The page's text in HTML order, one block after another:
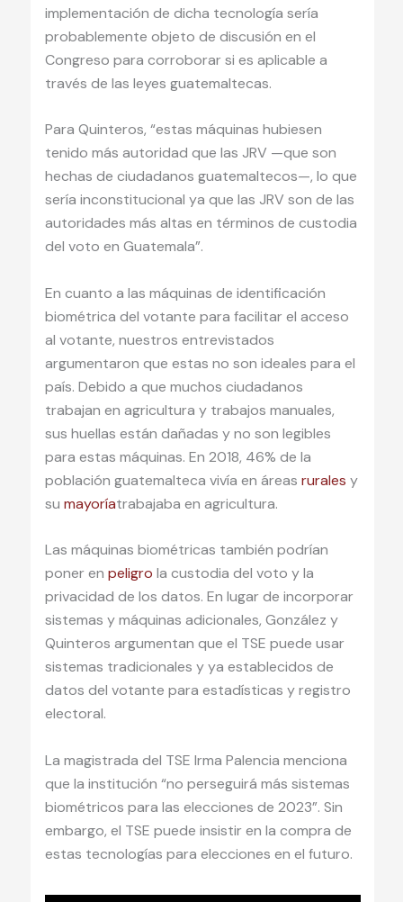
implementación de dicha tecnología sería
probablemente objeto de discusión en el
Congreso para corroborar si es aplicable a
través de las leyes guatemaltecas.
Para Quinteros, “estas máquinas hubiesen
tenido más autoridad que las JRV —que son
hechas de ciudadanos guatemaltecos—, lo que
sería inconstitucional ya que las JRV son de las
autoridades más altas en términos de custodia
del voto en Guatemala”.
En cuanto a las máquinas de identificación
biométrica del votante para facilitar el acceso
al votante, nuestros entrevistados
argumentaron que estas no son ideales para el
país. Debido a que muchos ciudadanos
trabajan en agricultura y trabajos manuales,
sus huellas están dañadas y no son legibles
para estas máquinas. En 2018, 46% de la
población guatemalteca vivía en áreas rurales y
su mayoríatrabajaba en agricultura.
Las máquinas biométricas también podrían
poner en peligro la custodia del voto y la
privacidad de los datos. En lugar de incorporar
sistemas y máquinas adicionales, González y
Quinteros argumentan que el TSE puede usar
sistemas tradicionales y ya establecidos de
datos del votante para estadísticas y registro
electoral.
La magistrada del TSE Irma Palencia menciona
que la institución “no perseguirá más sistemas
biométricos para las elecciones de 2023”. Sin
embargo, el TSE puede insistir en la compra de
estas tecnologías para elecciones en el futuro.